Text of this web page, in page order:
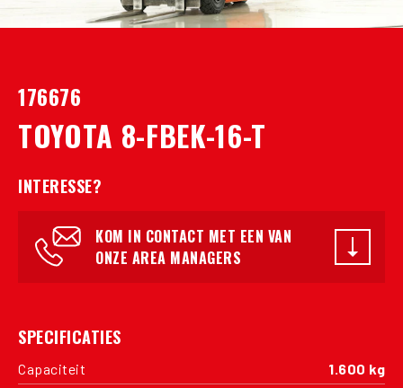
176676
TOYOTA 8-FBEK-16-T
INTERESSE?
KOM IN CONTACT MET EEN VAN
ONZE AREA MANAGERS
SPECIFICATIES
Capaciteit
1.600 kg